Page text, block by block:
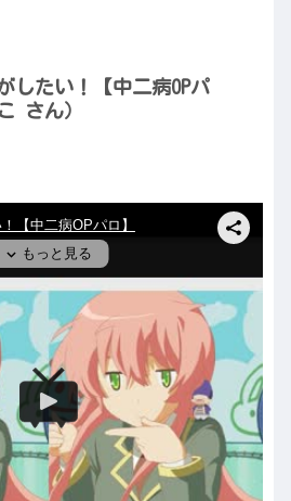
したい！【中二病OPパ
さん）